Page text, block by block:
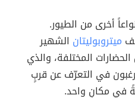
أخرى من الطيور.
ميتروبوليتان الشهير
المختلفة، والذي
في التعرّف عن قربٍ
في مكانٍ واحد.